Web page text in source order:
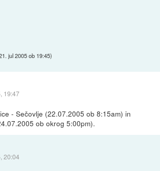
jul 2005 ob 19:45)
19:47
- Sečovlje (22.07.2005 ob 8:15am) in
ob okrog 5:00pm).
20:04